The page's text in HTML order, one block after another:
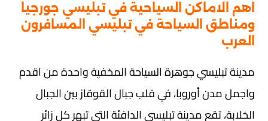
اهم الاماكن السياحية في تبليسي جورجيا
ومناطق السياحة في تبليسي المسافرون
العرب
مدينة تبليسي جوهرة السياحة المخفية واحدة من اقدم
واجمل مدن أوروبا، في قلب جبال القوقاز بين الجبال
الخلابة، تقع مدينة تبليسي الدافئة التي تبهر كل زائر